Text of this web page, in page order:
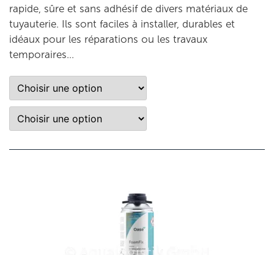
rapide, sûre et sans adhésif de divers matériaux de
tuyauterie. Ils sont faciles à installer, durables et
idéaux pour les réparations ou les travaux
temporaires…